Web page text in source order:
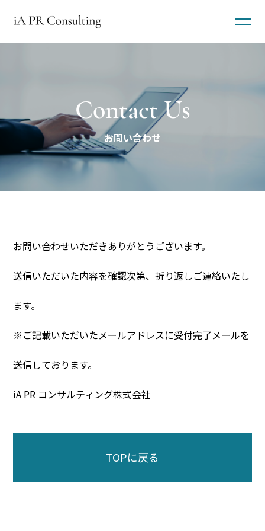
Contact Us
​お問い合わせ​
お問い合わせいただきありがとうございます。​
送信いただいた内容を確認次第、折り返しご連絡いたし
ます。​
※ご記載いただいたメールアドレスに受付完了メールを
送信しております。​
iA PR コンサルティング株式会社​​
TOPに戻る